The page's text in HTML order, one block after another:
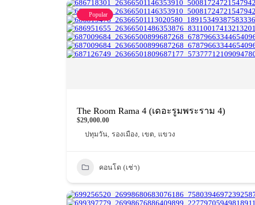
Popular
The Room Rama 4 (เดอะรูมพระราม 4)
$29,000.00
ปทุมวัน รองเมือง เขต แขวง
คอนโด (เช่า)